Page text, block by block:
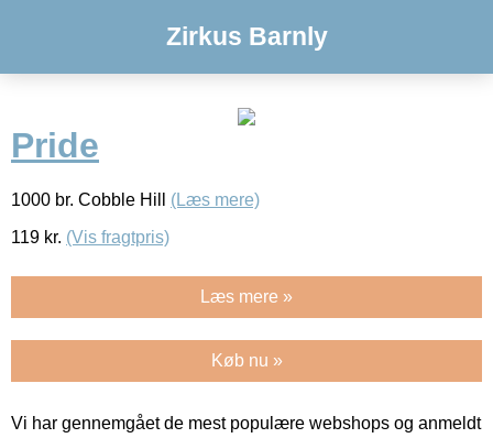
Zirkus Barnly
Pride
1000 br. Cobble Hill (Læs mere)
119 kr. (Vis fragtpris)
Læs mere »
Køb nu »
Vi har gennemgået de mest populære webshops og anmeldt